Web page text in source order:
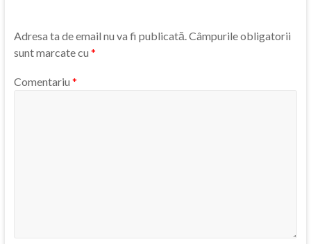
Adresa ta de email nu va fi publicată.Câmpurile obligatorii
sunt marcate cu *
Comentariu *